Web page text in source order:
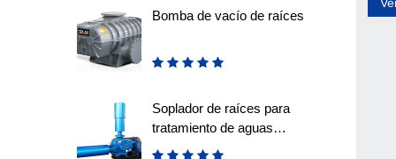
Bomba de vacío de raíces
Soplador de raíces para
tratamiento de aguas
residuales